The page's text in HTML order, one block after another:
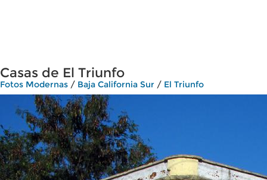
Casas de El Triunfo
Fotos Modernas / Baja California Sur / El Triunfo